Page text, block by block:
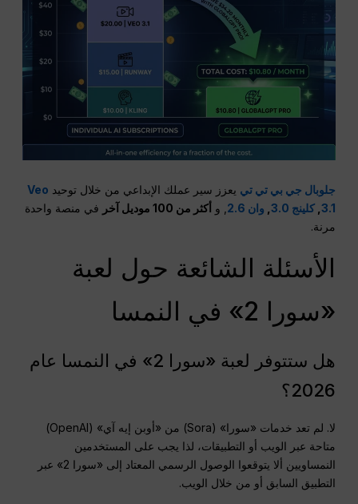
جلوبال جي بي تي تي يعزز سير عملك الإبداعي من خلال توحيد Veo
3.1
,كلينج 3.0 وان 2.6 , و أكثر من 100 موديل آخر
في منصة واحدة
مرنة.
الأسئلة الشائعة حول لعبة
«سورا 2» في النمسا
هل ستتوفر لعبة «سورا 2» في النمسا عام
2026؟
لا. لم تعد خدمات «سورا» (Sora) من «أوبن إيه آي» (OpenAI)
متاحة عبر الويب أو التطبيقات، لذا يجب على المستخدمين
النمساويين ألا يتوقعوا الوصول الرسمي المعتاد إلى «سورا 2» عبر
التطبيق السابق أو من خلال الويب.